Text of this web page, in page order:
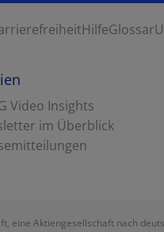
HilfeGlossar
Video Insights
im Überblick
eine Aktiengesellschaft nach